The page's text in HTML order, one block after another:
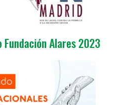
Fundación Alares 2023